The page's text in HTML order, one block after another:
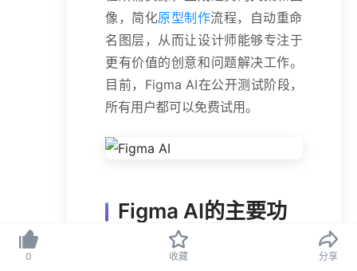
0 收藏 分享
像，简化原型制作流程，自动重命
名图层，从而让设计师能够专注于
更有价值的创意和问题解决工作。
目前，Figma AI在公开测试阶段，
所有用户都可以免费试用。
Figma AI的主要功